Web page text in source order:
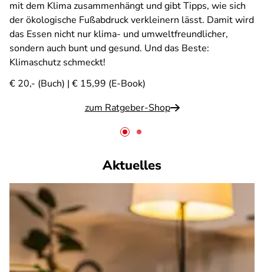
mit dem Klima zusammenhängt und gibt Tipps, wie sich
der ökologische Fußabdruck verkleinern lässt. Damit wird
das Essen nicht nur klima- und umweltfreundlicher,
sondern auch bunt und gesund. Und das Beste:
Klimaschutz schmeckt!
€ 20,- (Buch) | € 15,99 (E-Book)
zum Ratgeber-Shop
Aktuelles